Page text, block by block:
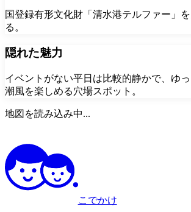
国登録有形文化財「清水港テルファー」
る。
隠れた魅力
イベントがない平日は比較的静かで、ゆ
潮風を楽しめる穴場スポット。
地図を読み込み中...
こでかけ